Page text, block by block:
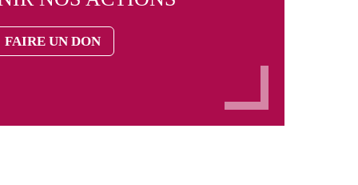
FAIRE UN DON